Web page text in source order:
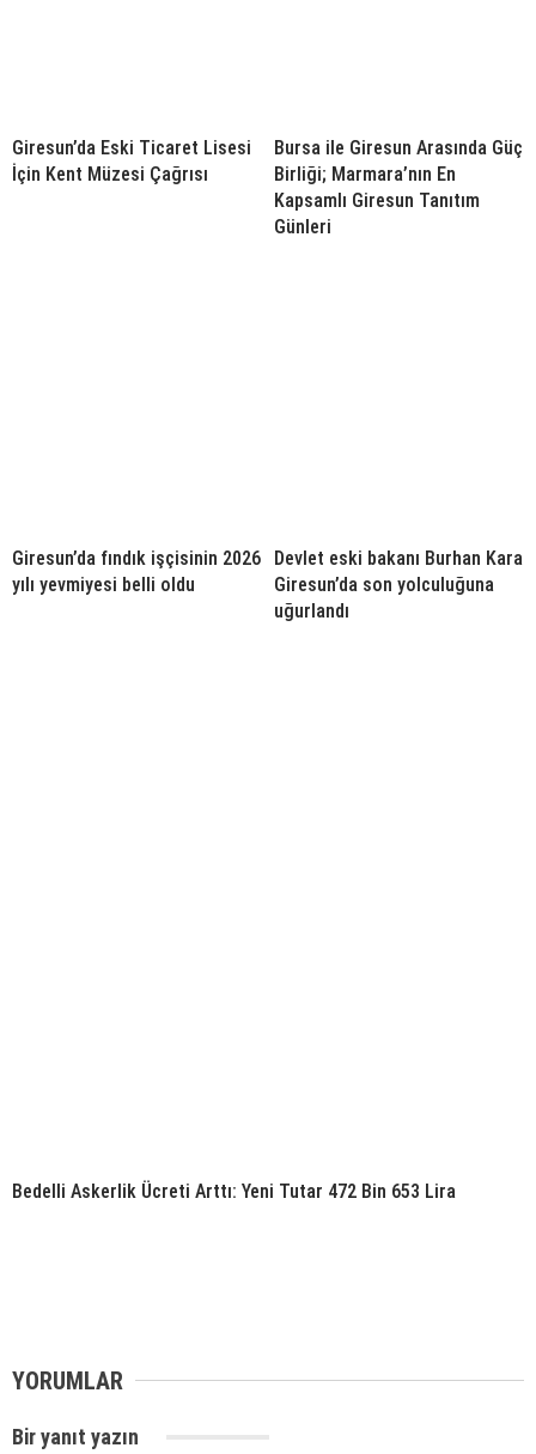
Giresun’da Eski Ticaret Lisesi
İçin Kent Müzesi Çağrısı
Bursa ile Giresun Arasında Güç
Birliği; Marmara’nın En
Kapsamlı Giresun Tanıtım
Günleri
Giresun’da fındık işçisinin 2026
yılı yevmiyesi belli oldu
Devlet eski bakanı Burhan Kara
Giresun’da son yolculuğuna
uğurlandı
Bedelli Askerlik Ücreti Arttı: Yeni Tutar 472 Bin 653 Lira
YORUMLAR
Bir yanıt yazın